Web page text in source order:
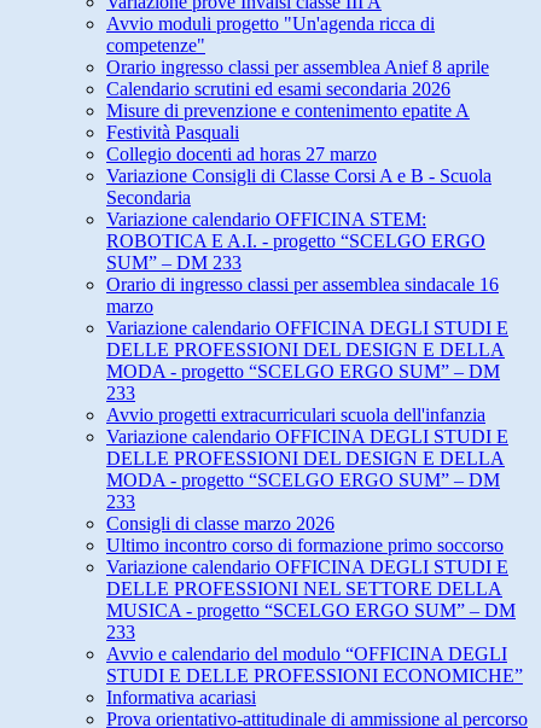
Avvio moduli progetto "Un'agenda ricca di
competenze"
Orario ingresso classi per assemblea Anief 8 aprile
Calendario scrutini ed esami secondaria 2026
Misure di prevenzione e contenimento epatite A
Festività Pasquali
Collegio docenti ad horas 27 marzo
Variazione Consigli di Classe Corsi A e B - Scuola
Secondaria
Variazione calendario OFFICINA STEM:
ROBOTICA E A.I. - progetto “SCELGO ERGO
SUM” – DM 233
Orario di ingresso classi per assemblea sindacale 16
marzo
Variazione calendario OFFICINA DEGLI STUDI E
DELLE PROFESSIONI DEL DESIGN E DELLA
MODA - progetto “SCELGO ERGO SUM” – DM
233
Avvio progetti extracurriculari scuola dell'infanzia
Variazione calendario OFFICINA DEGLI STUDI E
DELLE PROFESSIONI DEL DESIGN E DELLA
MODA - progetto “SCELGO ERGO SUM” – DM
233
Consigli di classe marzo 2026
Ultimo incontro corso di formazione primo soccorso
Variazione calendario OFFICINA DEGLI STUDI E
DELLE PROFESSIONI NEL SETTORE DELLA
MUSICA - progetto “SCELGO ERGO SUM” – DM
233
Avvio e calendario del modulo “OFFICINA DEGLI
STUDI E DELLE PROFESSIONI ECONOMICHE”
Informativa acariasi
Prova orientativo-attitudinale di ammissione al percorso